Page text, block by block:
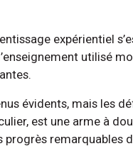
expérientiel
utilisé
évidents, mais les
est une arme à
remarquables